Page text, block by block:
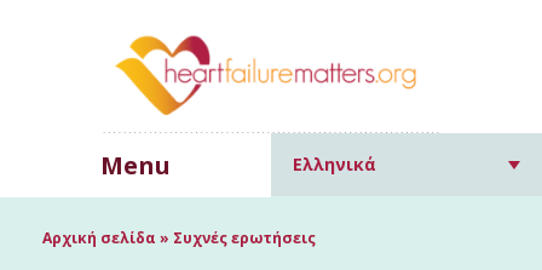
Menu Ελληνικά
Αρχική σελίδα » Συχνές ερωτήσεις